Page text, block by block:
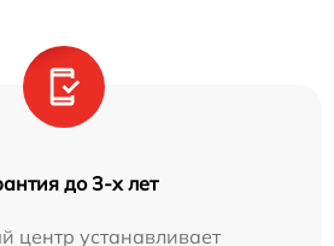
до 3-х лет
центр устанавливает